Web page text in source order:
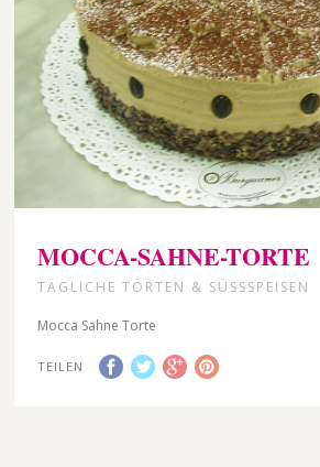
MOCCA-SAHNE-TORTE
TÄGLICHE TORTEN & SÜSSSPEISEN
Mocca Sahne Torte
TEILEN